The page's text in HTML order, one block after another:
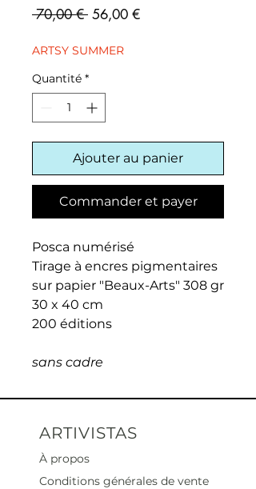
70,00 € Prix
56,00 €Prix
ARTSY SUMMER
Quantité *
Ajouter au panier
Commander et payer
Posca numérisé
Tirage à encres pigmentaires
sur papier "Beaux-Arts" 308 gr
30 x 40 cm
200 éditions
sans cadre
ARTIVISTAS
À propos
Conditions générales de vente